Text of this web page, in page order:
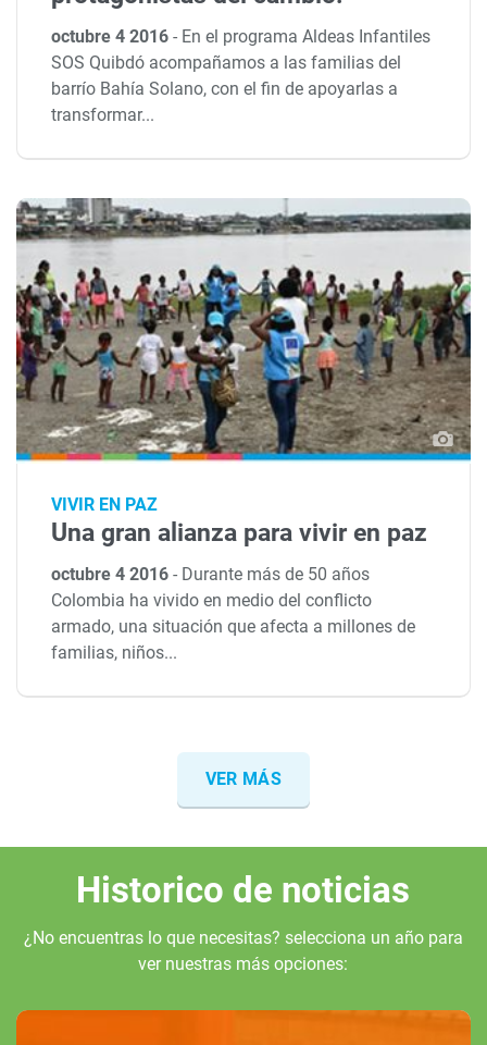
octubre 4 2016- En el programa Aldeas Infantiles
SOS Quibdó acompañamos a las familias del
barrío Bahía Solano, con el fin de apoyarlas a
transformar...
VIVIR EN PAZ
Una gran alianza para vivir en paz
octubre 4 2016- Durante más de 50 años
Colombia ha vivido en medio del conflicto
armado, una situación que afecta a millones de
familias, niños...
VER MÁS
Historico de noticias
¿No encuentras lo que necesitas? selecciona un año para
ver nuestras más opciones: